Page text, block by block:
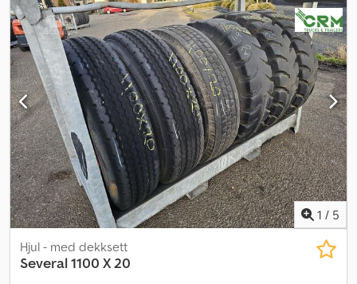
1 / 5
Hjul - med dekksett
Several1100 X 20